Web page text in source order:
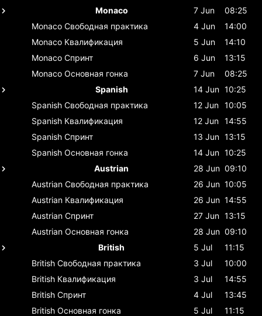
Monaco
7 Jun
08:25
Monaco Свободная практика 4 Jun
14:00
Monaco Квалификация 5 Jun
14:10
Monaco Спринт 6 Jun
13:15
Monaco Основная гонка 7 Jun
08:25
Spanish
14 Jun 10:25
Spanish Свободная практика 12 Jun 10:05
Spanish Квалификация 12 Jun 14:55
Spanish Спринт 13 Jun 13:15
Spanish Основная гонка 14 Jun 10:25
Austrian
28 Jun 09:10
Austrian Свободная практика 26 Jun 10:05
Austrian Квалификация 26 Jun 14:55
Austrian Спринт 27 Jun 13:15
Austrian Основная гонка 28 Jun 09:10
British
5 Jul
11:15
British Свободная практика 3 Jul
10:00
British Квалификация 3 Jul
14:55
British Спринт 4 Jul
13:45
British Основная гонка 5 Jul
11:15